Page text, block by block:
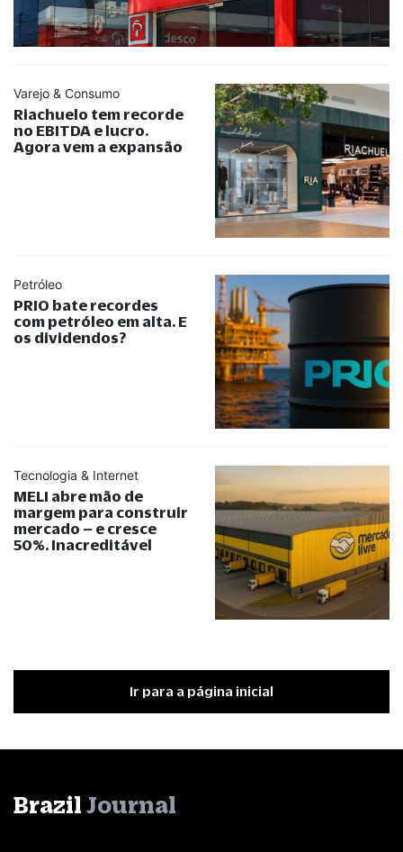
Varejo & Consumo
Riachuelo tem recorde
no EBITDA e lucro.
Agora vem a expansão
Petróleo
PRIO bate recordes
com petróleo em alta. E
os dividendos?
Tecnologia & Internet
MELI abre mão de
margem para construir
mercado – e cresce
50%. Inacreditável
Ir para a página inicial
Brazil Journal